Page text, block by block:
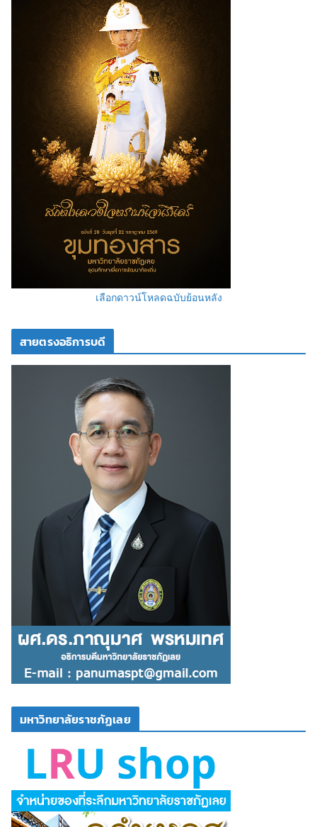
เลือกดาวน์โหลดฉบับย้อนหลัง
สายตรงอธิการบดี
มหาวิทยาลัยราชภัฏเลย